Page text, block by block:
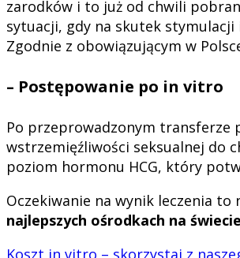
zarodków i to już od chwili
sytuacji, gdy na skutek stymulacji
Zgodnie z obowiązującym w
– Postępowanie po in vitro
Po przeprowadzonym transferze
wstrzemięźliwości seksualnej do
poziom hormonu HCG, który
Oczekiwanie na wynik leczenia
najlepszych ośrodkach na
Koszt in vitro – skorzystaj z